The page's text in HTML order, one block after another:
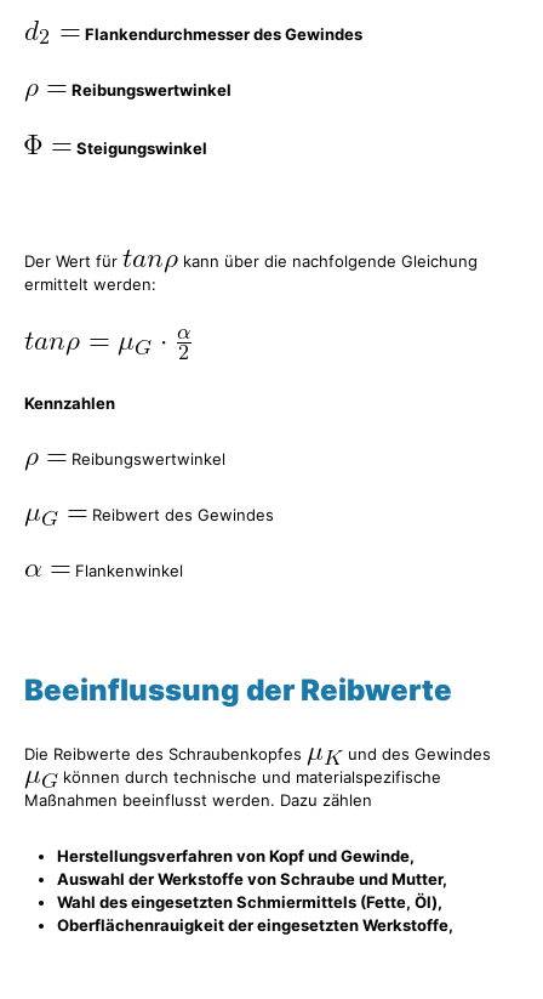
Flankendurchmesser des Gewindes
Reibungswertwinkel
Steigungswinkel
Der Wert für
kann über die nachfolgende Gleichung
ermittelt werden:
Kennzahlen
Reibungswertwinkel
Reibwert des Gewindes
Flankenwinkel
Beeinflussung der Reibwerte
Die Reibwerte des Schraubenkopfes
und des Gewindes
können durch technische und materialspezifische
Maßnahmen beeinflusst werden. Dazu zählen
Herstellungsverfahren von Kopf und Gewinde,
Auswahl der Werkstoffe von Schraube und Mutter,
Wahl des eingesetzten Schmiermittels (Fette, Öl),
Oberflächenrauigkeit der eingesetzten Werkstoffe,